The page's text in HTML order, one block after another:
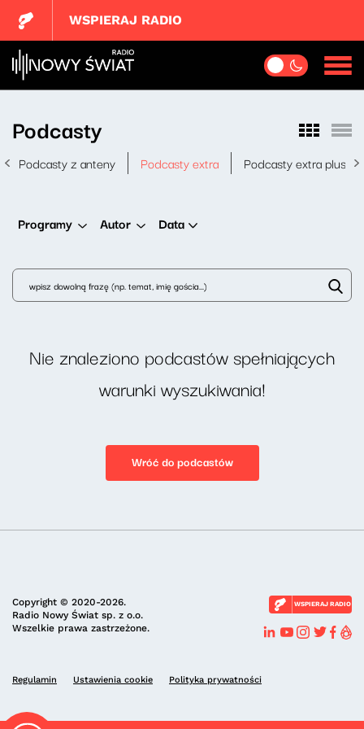
WSPIERAJ RADIO
Podcasty
Podcasty z anteny Podcasty extra Podcasty extra plus
Programy Autor Data
Nie znaleziono podcastów spełniających
warunki wyszukiwania!
Wróć do podcastów
Copyright © 2020-2026.
Radio Nowy Świat sp. z o.o.
Wszelkie prawa zastrzeżone.
WSPIERAJ RADIO
Regulamin Ustawienia cookie Polityka prywatności